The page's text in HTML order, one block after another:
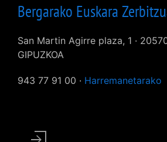
Bergarako Euskara
San Martin Agirre plaza, 1 ·
GIPUZKOA
943 77 91 00 · Harremanetarako
User